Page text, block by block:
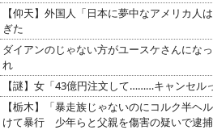
【仰天】外国人「日本に夢中なアメリカ人
ぎた
ダイアンのじゃない方がユースケさんにな
れ
【謎】女「43億円注文して………キャンセ
【栃木】「暴走族じゃないのにコルク半ヘ
けて暴行 少年らと父親を傷害の疑いで逮捕